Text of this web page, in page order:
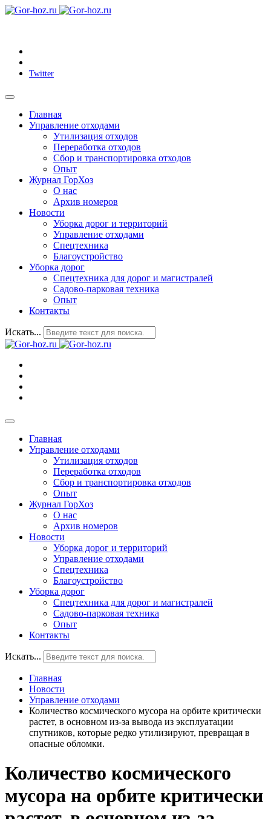
Twitter
Главная
Управление отходами
Утилизация отходов
Переработка отходов
Сбор и транспортировка отходов
Опыт
Журнал ГорХоз
О нас
Архив номеров
Новости
Уборка дорог и территорий
Управление отходами
Спецтехника
Благоустройство
Уборка дорог
Спецтехника для дорог и магистралей
Садово-парковая техника
Опыт
Контакты
Искать...
Главная
Управление отходами
Утилизация отходов
Переработка отходов
Сбор и транспортировка отходов
Опыт
Журнал ГорХоз
О нас
Архив номеров
Новости
Уборка дорог и территорий
Управление отходами
Спецтехника
Благоустройство
Уборка дорог
Спецтехника для дорог и магистралей
Садово-парковая техника
Опыт
Контакты
Искать...
Главная
Новости
Управление отходами
Количество космического мусора на орбите критически
растет, в основном из-за вывода из эксплуатации
спутников, которые редко утилизируют, превращая в
опасные обломки.
Количество космического
мусора на орбите критически